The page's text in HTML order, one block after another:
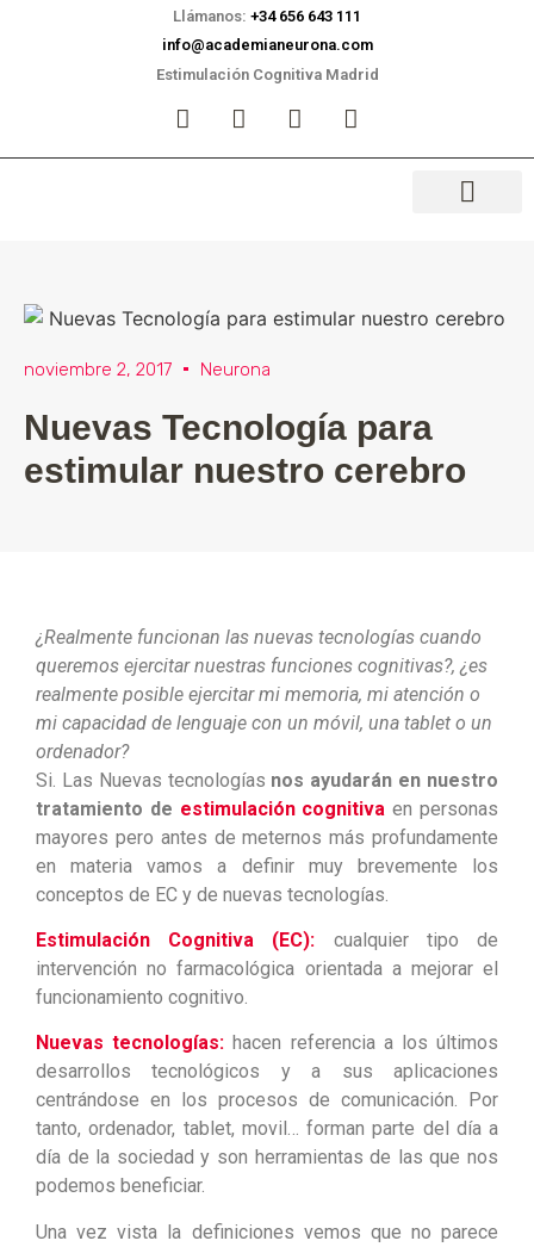
Llámanos: +34 656 643 111
info@academianeurona.com
Estimulación Cognitiva Madrid
noviembre 2, 2017 Neurona
Nuevas Tecnología para
estimular nuestro cerebro
¿Realmente funcionan las nuevas tecnologías cuando
queremos ejercitar nuestras funciones cognitivas?, ¿es
realmente posible ejercitar mi memoria, mi atención o
mi capacidad de lenguaje con un móvil, una tablet o un
ordenador?
Si. Las Nuevas tecnologías nos ayudarán en nuestro
tratamiento de estimulación cognitiva en personas
mayores pero antes de meternos más profundamente
en materia vamos a definir muy brevemente los
conceptos de EC y de nuevas tecnologías.
Estimulación Cognitiva (EC):
cualquier tipo de
intervención no farmacológica orientada a mejorar el
funcionamiento cognitivo.
Nuevas tecnologías: hacen referencia a los últimos
desarrollos tecnológicos y a sus aplicaciones
centrándose en los procesos de comunicación. Por
tanto, ordenador, tablet, movil… forman parte del día a
día de la sociedad y son herramientas de las que nos
podemos beneficiar.
Una vez vista la definiciones vemos que no parece